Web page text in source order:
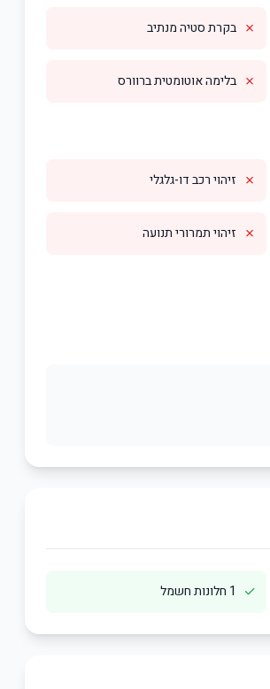
✗ בקרת סטיה מנתיב
✗ בלימה אוטומטית ברוורס
✗ זיהוי רכב דו-גלגלי
✗ זיהוי תמרורי תנועה
✓ 1 חלונות חשמל